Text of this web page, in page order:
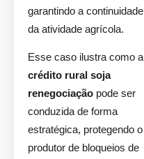
garantindo a continuidade
da atividade agrícola.
Esse caso ilustra como a
crédito rural soja
renegociação pode ser
conduzida de forma
estratégica, protegendo o
produtor de bloqueios de